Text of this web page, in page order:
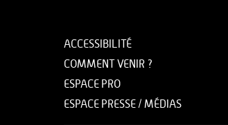
ACCESSIBILITÉ
COMMENT VENIR ?
ESPACE PRO
ESPACE PRESSE / MÉDIAS